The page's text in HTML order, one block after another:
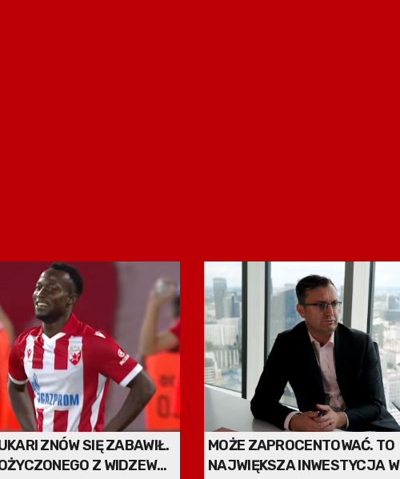
ZNÓW SIĘ ZABAWIŁ.
Z WIDZEWA
MOŻE ZAPROCENTOWAĆ. TO
NAJWIĘKSZA INWESTYCJA W